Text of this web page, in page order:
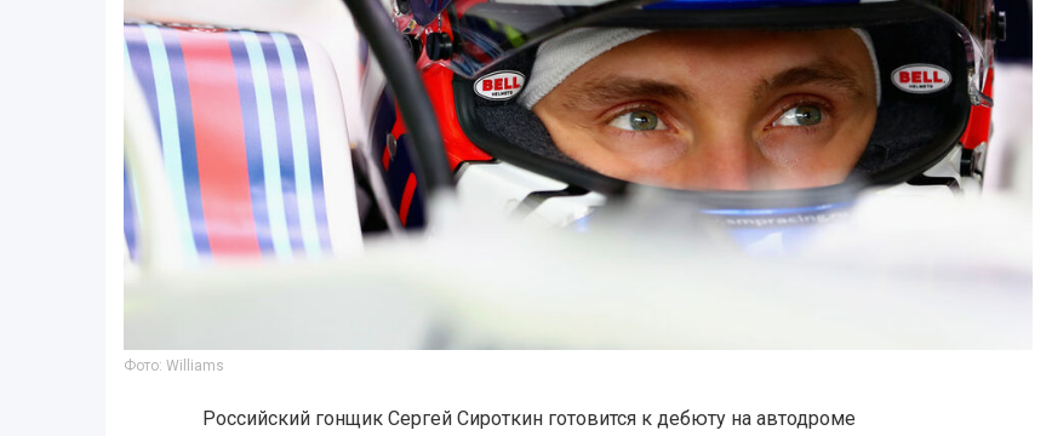
Фото: Williams
Российский гонщик Сергей Сироткин готовится к дебюту на автодроме